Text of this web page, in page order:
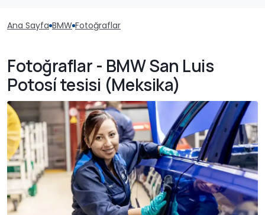
Ana Sayfa BMW Fotoğraflar
Fotoğraflar - BMW San Luis
Potosí tesisi (Meksika)